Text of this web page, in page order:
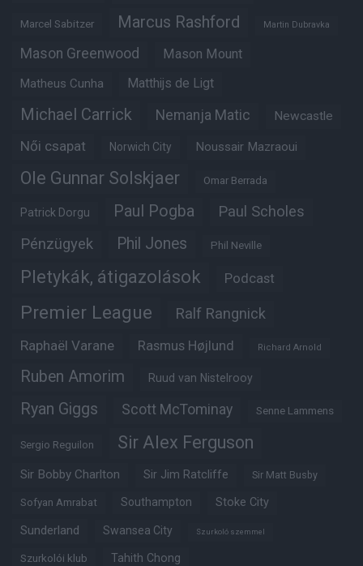
Marcel Sabitzer Marcus Rashford Martin Dubravka
Mason Greenwood Mason Mount
Matheus Cunha Matthijs de Ligt
Michael Carrick Nemanja Matic Newcastle
Női csapat Norwich City Noussair Mazraoui
Ole Gunnar Solskjaer Omar Berrada
Patrick Dorgu Paul Pogba Paul Scholes
Pénzügyek Phil Jones Phil Neville
Pletykák, átigazolások Podcast
Premier League Ralf Rangnick
Raphaël Varane Rasmus Højlund Richard Arnold
Ruben Amorim Ruud van Nistelrooy
Ryan Giggs Scott McTominay Senne Lammens
Sergio Reguilon Sir Alex Ferguson
Sir Bobby Charlton Sir Jim Ratcliffe Sir Matt Busby
Sofyan Amrabat Southampton Stoke City
Sunderland Swansea City Szurkoló szemmel
Szurkolói klub Tahith Chong